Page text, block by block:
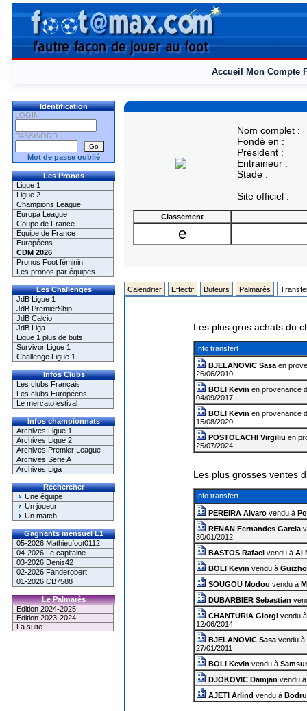
Accueil Mon Compte
Identification
LOGIN
PASSWORD
Mot de passe oublié
Les Pronos
Ligue 1
Ligue 2
Champions League
Europa League
Coupe de France
Equipe de France
Européens
CDM 2026
Pronos Foot féminin
Les pronos par équipes
Les Challenges
JdB Ligue 1
JdB PremierShip
JdB Calcio
JdB Liga
Ligue 1 plus de buts
Survivor Ligue 1
Challenge Ligue 1
Infos Clubs
Les clubs Français
Les clubs Européens
Le mercato estival
Infos championnats
Archives Ligue 1
Archives Ligue 2
Archives Premier League
Archives Serie A
Archives Liga
Rechercher
Une équipe
Un joueur
Un match
Gagnants mensuel L1
05-2026 Mathieufoot0112
04-2026 Le capitaine
03-2026 Denis42
02-2026 Fanderobert
01-2026 CB7588
Le Palmarès
Edition 2024-2025
Edition 2023-2024
La suite ...
Nom complet :
Fondé en :
Président :
Entraineur :
Stade :
Site officiel :
Classement
e
Calendrier Effectif Buteurs Palmarès
Les plus gros achats du
Info transfert
BJELANOVIC Sasaen
26/06/2010
BOLI Kevin en provenance
04/09/2017
BOLI Kevin en provenance
15/08/2020
POSTOLACHI Virgiliu en
25/07/2024
Les plus grosses ventes
Info transfert
PEREIRA Alvarovendu à
RENAN Fernandes Garcia
30/01/2012
BASTOS Rafaelvendu à Al
BOLI Kevin vendu à
SOUGOU Modou vendu à
DUBARBIER Sebastian
CHANTURIA Giorgivendu
12/06/2014
BJELANOVIC Sasavendu à
27/01/2011
BOLI Kevin vendu à
DJOKOVIC Damjan vendu
AJETI Arlind vendu à